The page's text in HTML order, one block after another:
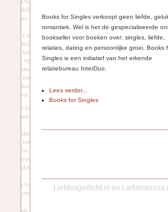
Books for Singles verkoopt geen liefde,
romantiek. Wel is het de gespecialiseerde
bookseller voor boeken over: singles, liefde,
relaties, dating en persoonlijke groei. Books
Singles is een initiatief van het erkende
relatiebureau InterDuo.
Lees verder...
Books for Singles
Liefdesgedicht.nl en